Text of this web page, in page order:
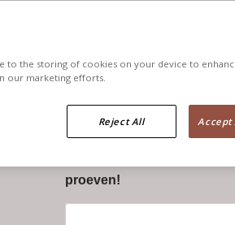
GOLDEN
Wil je kennismaken met de
advies voor afbakken,
proeven met onze account
Laat je gegevens achter
proeven!
to the storing of cookies on your device to
our marketing efforts.
Reject All Accept